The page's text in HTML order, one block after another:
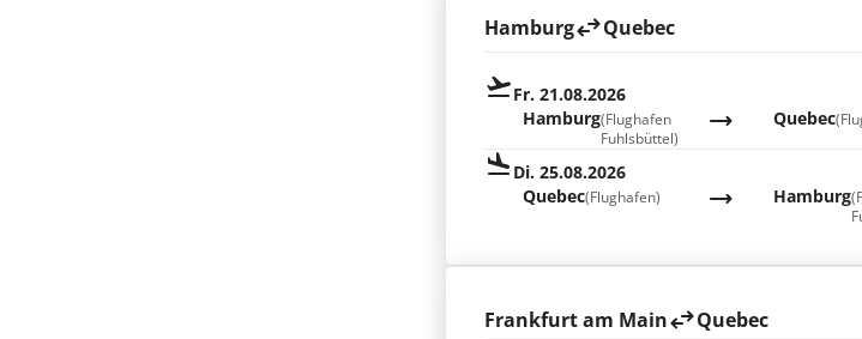
Hamburg Quebec
Fr. 21.08.2026
Hamburg(Flughafen
Fuhlsbüttel)
Quebec
Di. 25.08.2026
Hamburg
Quebec(Flughafen)
Frankfurt am Main Quebec